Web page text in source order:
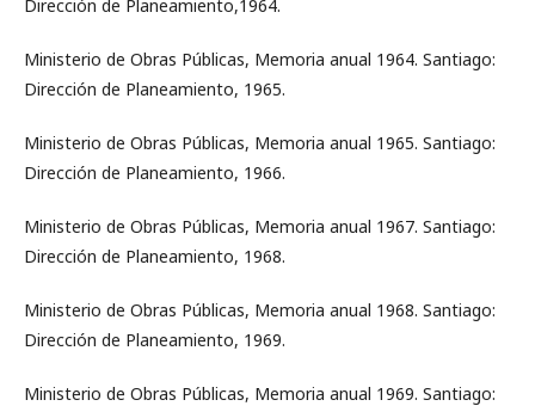
Dirección de Planeamiento,1964.
Ministerio de Obras Públicas, Memoria anual 1964. Santiago:
Dirección de Planeamiento, 1965.
Ministerio de Obras Públicas, Memoria anual 1965. Santiago:
Dirección de Planeamiento, 1966.
Ministerio de Obras Públicas, Memoria anual 1967. Santiago:
Dirección de Planeamiento, 1968.
Ministerio de Obras Públicas, Memoria anual 1968. Santiago:
Dirección de Planeamiento, 1969.
Ministerio de Obras Públicas, Memoria anual 1969. Santiago: